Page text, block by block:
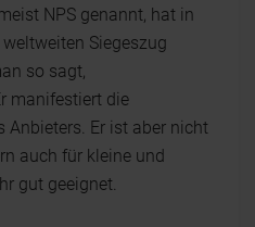
NPS genannt, hat in
Siegeszug
so sagt,
manifestiert die
Anbieters. Er ist aber nicht
auch für kleine und
gut geeignet.